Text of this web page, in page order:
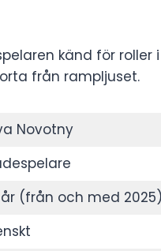
känd för roller i
från rampljuset.
Novotny
(från och med 2025)